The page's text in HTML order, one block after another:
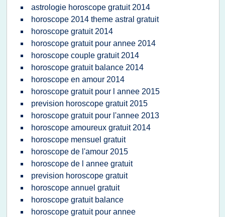
astrologie horoscope gratuit 2014
horoscope 2014 theme astral gratuit
horoscope gratuit 2014
horoscope gratuit pour annee 2014
horoscope couple gratuit 2014
horoscope gratuit balance 2014
horoscope en amour 2014
horoscope gratuit pour l annee 2015
prevision horoscope gratuit 2015
horoscope gratuit pour l'annee 2013
horoscope amoureux gratuit 2014
horoscope mensuel gratuit
horoscope de l'amour 2015
horoscope de l annee gratuit
prevision horoscope gratuit
horoscope annuel gratuit
horoscope gratuit balance
horoscope gratuit pour annee